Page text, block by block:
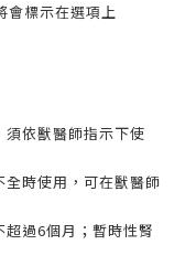
會標示在選項上
依獸醫師指示下使
時使用，可在獸醫師
過6個月；暫時性腎